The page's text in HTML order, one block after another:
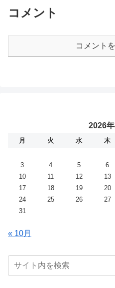
コメント
コメント
2026年
月 火 水 木
3
4 5 6
10
11 12 13
17
18 19 20
24
25 26 27
31
« 10月